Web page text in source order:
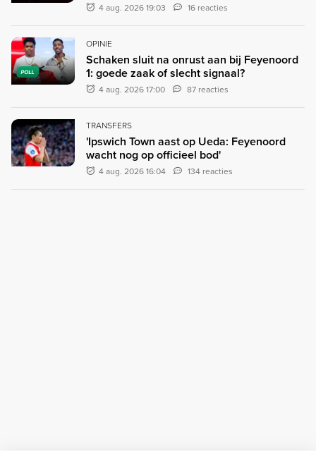
4 aug. 2026 19:03 16 reacties
POLL
OPINIE
Schaken sluit na onrust aan bij Feyenoord
1: goede zaak of slecht signaal?
4 aug. 2026 17:00 87 reacties
TRANSFERS
'Ipswich Town aast op Ueda: Feyenoord
wacht nog op officieel bod'
4 aug. 2026 16:04 134 reacties